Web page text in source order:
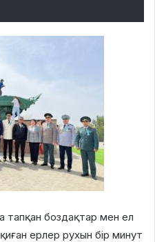
тапқан боздақтар мен ел
ерлер рухын бір минут